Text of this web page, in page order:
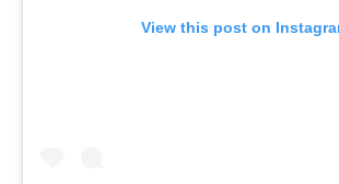
View this post on